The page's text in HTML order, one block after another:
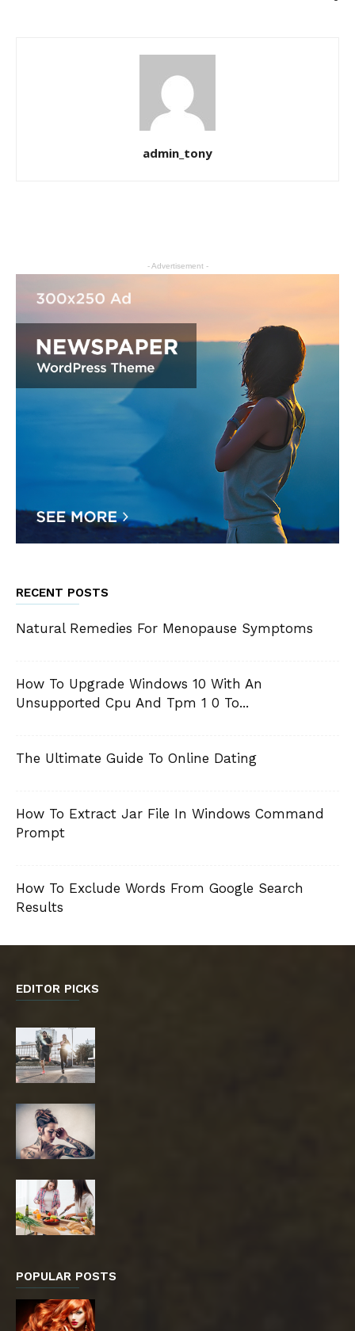
admin_tony
- Advertisement -
RECENT POSTS
Natural Remedies For Menopause Symptoms
How To Upgrade Windows 10 With An
Unsupported Cpu And Tpm 1 0 To...
The Ultimate Guide To Online Dating
How To Extract Jar File In Windows Command
Prompt
How To Exclude Words From Google Search
Results
EDITOR PICKS
POPULAR POSTS